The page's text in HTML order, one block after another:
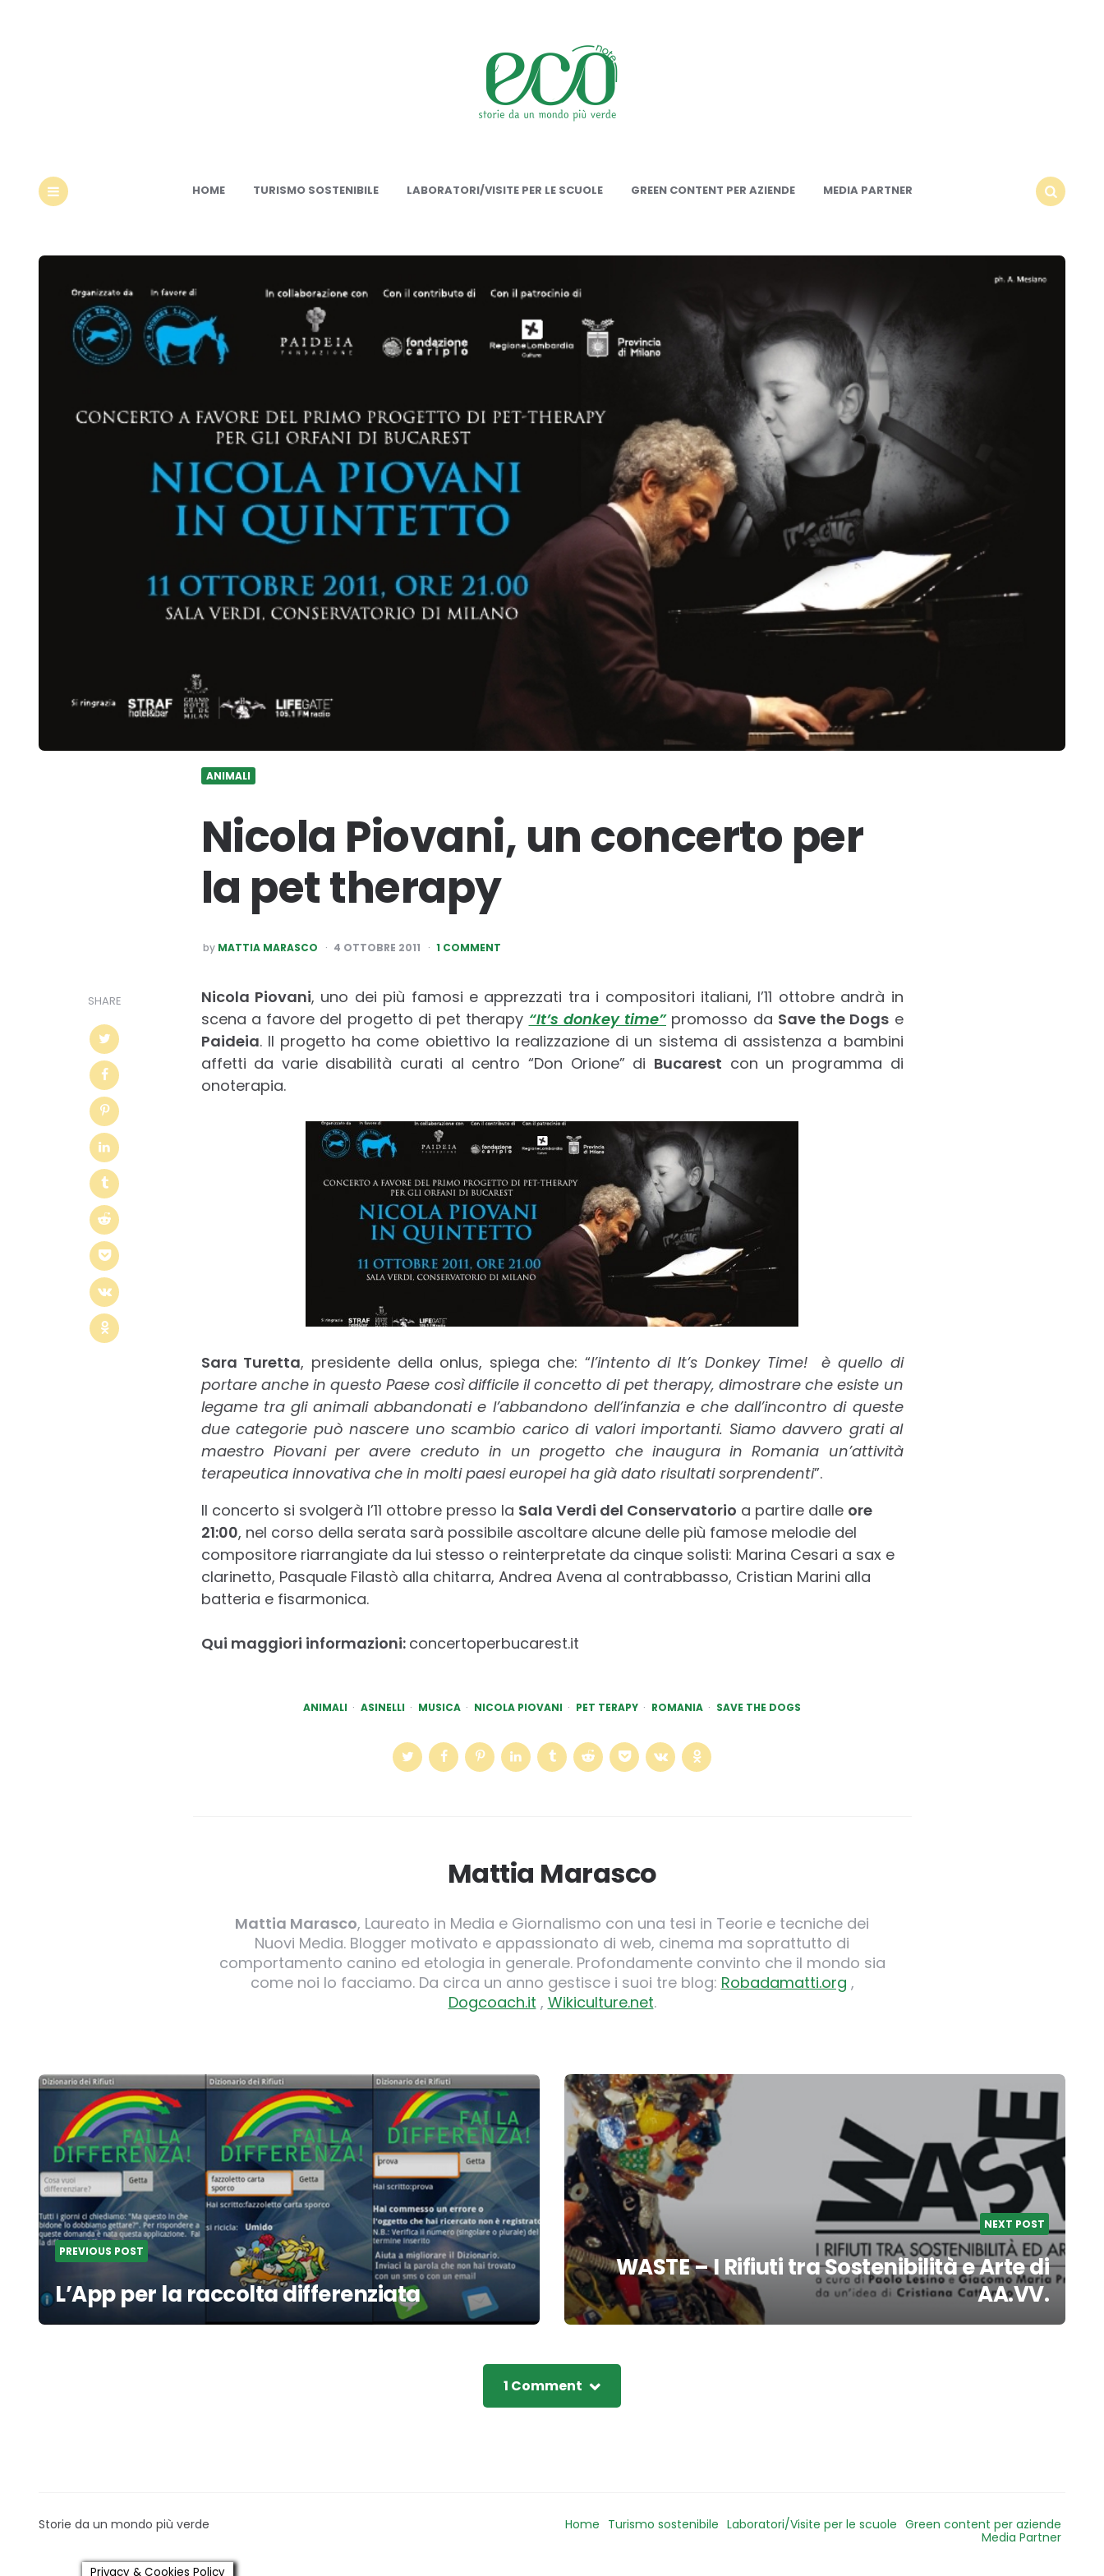
HOME TURISMO SOSTENIBILE LABORATORI/VISITE PER LE SCUOLE GREEN CONTENT PER AZIENDE
MEDIA PARTNER
ANIMALI
Nicola Piovani, un concerto per
la pet therapy
POSTED
BY
by MATTIA MARASCO 4 OTTOBRE 2011 1 COMMENT
SHARE Nicola Piovani, uno dei più famosi e apprezzati tra i compositori italiani, l’11 ottobre andrà in
scena a favore del progetto di pet therapy “It’s donkey time”promosso da Save the Dogs e
Paideia. Il progetto ha come obiettivo la realizzazione di un sistema di assistenza a bambini
affetti da varie disabilità curati al centro “Don Orione” di Bucarest con un programma di
onoterapia.
Sara Turetta, presidente della onlus, spiega che: “l’intento di It’s Donkey Time! è quello di
portare anche in questo Paese così difficile il concetto di pet therapy, dimostrare che esiste un
legame tra gli animali abbandonati e l’abbandono dell’infanzia e che dall’incontro di queste
due categorie può nascere uno scambio carico di valori importanti. Siamo davvero grati al
maestro Piovani per avere creduto in un progetto che inaugura in Romania un’attività
terapeutica innovativa che in molti paesi europei ha già dato risultati sorprendenti”.
Il concerto si svolgerà l’11 ottobre presso la Sala Verdi del Conservatorio a partire dalle ore
21:00, nel corso della serata sarà possibile ascoltare alcune delle più famose melodie del
compositore riarrangiate da lui stesso o reinterpretate da cinque solisti: Marina Cesari a sax e
clarinetto, Pasquale Filastò alla chitarra, Andrea Avena al contrabbasso, Cristian Marini alla
batteria e fisarmonica.
Qui maggiori informazioni: concertoperbucarest.it
ANIMALI ASINELLI MUSICA NICOLA PIOVANI PET TERAPY ROMANIA SAVE THE DOGS
Mattia Marasco
Mattia Marasco, Laureato in Media e Giornalismo con una tesi in Teorie e tecniche dei
Nuovi Media. Blogger motivato e appassionato di web, cinema ma soprattutto di
comportamento canino ed etologia in generale. Profondamente convinto che il mondo sia
come noi lo facciamo. Da circa un anno gestisce i suoi tre blog: Robadamatti.org ,
Dogcoach.it , Wikiculture.net.
Post
navigation
PREVIOUS POST
L’App per la raccolta differenziata
NEXT POST
WASTE – I Rifiuti tra Sostenibilità e Arte di
AA.VV.
1 Comment
Storie da un mondo più verde Home Turismo sostenibile Laboratori/Visite per le scuole Green content per aziende
Media Partner
Privacy & Cookies Policy